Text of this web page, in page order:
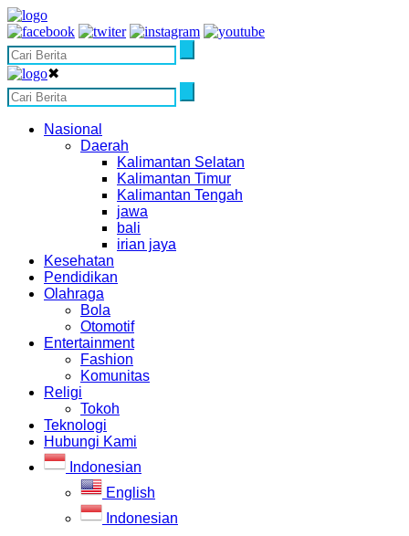
✖
Nasional
Daerah
Kalimantan Selatan
Kalimantan Timur
Kalimantan Tengah
jawa
bali
irian jaya
Kesehatan
Pendidikan
Olahraga
Bola
Otomotif
Entertainment
Fashion
Komunitas
Religi
Tokoh
Teknologi
Hubungi Kami
Indonesian
English
Indonesian